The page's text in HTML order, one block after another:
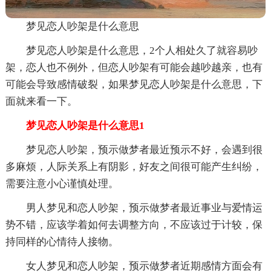
梦见恋人吵架是什么意思
梦见恋人吵架是什么意思，2个人相处久了就容易吵
架，恋人也不例外，但恋人吵架有可能会越吵越亲，也有
可能会导致感情破裂，如果梦见恋人吵架是什么意思，下
面就来看一下。
梦见恋人吵架是什么意思1
梦见恋人吵架，预示做梦者最近预示不好，会遇到很
多麻烦，人际关系上有阴影，好友之间很可能产生纠纷，
需要注意小心谨慎处理。
男人梦见和恋人吵架，预示做梦者最近事业与爱情运
势不错，应该学着如何去调整方向，不应该过于计较，保
持同样的心情待人接物。
女人梦见和恋人吵架，预示做梦者近期感情方面会有